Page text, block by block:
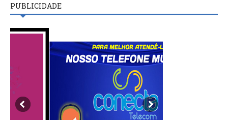
PUBLICIDADE